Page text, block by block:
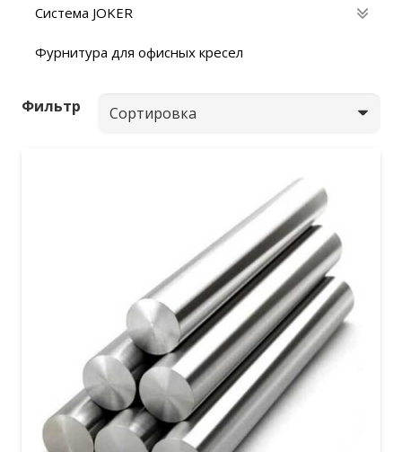
Система JOKER
Фурнитура для офисных кресел
Фильтр